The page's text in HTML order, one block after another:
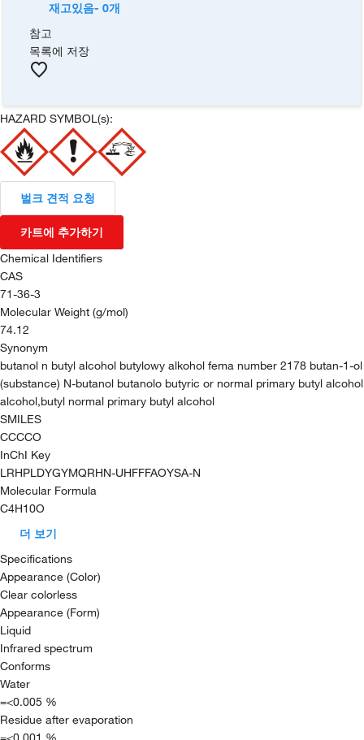
재고있음- 0개
참고
목록에 저장
HAZARD SYMBOL(s):
벌크 견적 요청
카트에 추가하기
Chemical Identifiers
CAS
71-36-3
Molecular Weight (g/mol)
74.12
Synonym
butanol n butyl alcohol butylowy alkohol fema number 2178 butan-1-ol
(substance) N-butanol butanolo butyric or normal primary butyl alcohol
alcohol,butyl normal primary butyl alcohol
SMILES
CCCCO
InChI Key
LRHPLDYGYMQRHN-UHFFFAOYSA-N
Molecular Formula
C4H10O
더 보기
Specifications
Appearance (Color)
Clear colorless
Appearance (Form)
Liquid
Infrared spectrum
Conforms
Water
=<0.005 %
Residue after evaporation
=<0.001 %